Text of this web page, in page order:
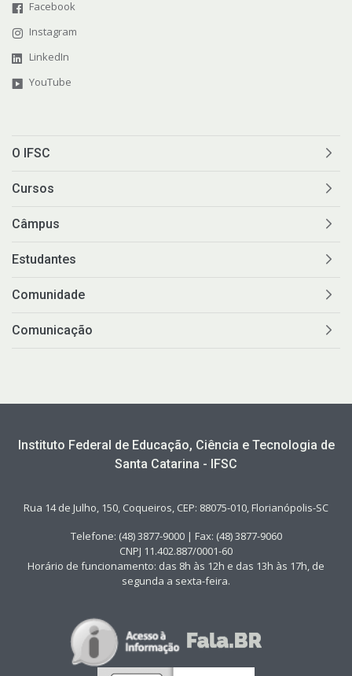
Facebook
Instagram
LinkedIn
YouTube
O IFSC
Cursos
Câmpus
Estudantes
Comunidade
Comunicação
Instituto Federal de Educação, Ciência e Tecnologia de
Santa Catarina - IFSC
Rua 14 de Julho, 150, Coqueiros, CEP: 88075-010, Florianópolis-SC
Telefone: (48) 3877-9000 | Fax: (48) 3877-9060
CNPJ 11.402.887/0001-60
Horário de funcionamento: das 8h às 12h e das 13h às 17h, de
segunda a sexta-feira.